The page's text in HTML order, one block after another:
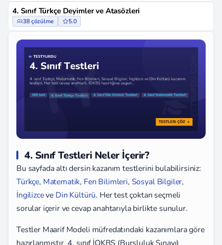
4. Sınıf Türkçe Deyimler ve Atasözleri
38 çözülme 5.0
4. Sınıf Testleri Neler İçerir?
Bu sayfada altı dersin kazanım testlerini bulabilirsiniz:
Türkçe, Matematik, Fen Bilimleri, Sosyal Bilgiler,
İngilizceve Din Kültürü. Her test çoktan seçmeli
sorular içerir ve cevap anahtarıyla birlikte sunulur.
Testler Maarif Modeli müfredatındaki kazanımlara göre
hazırlanmıştır. 4. sınıf İOKBS (Bursluluk Sınavı)